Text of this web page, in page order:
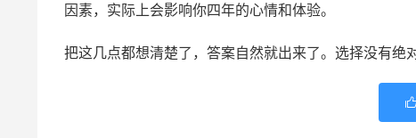
因素，实际上会影响你四年的心情和体验。
把这几点都想清楚了，答案自然就出来了。选择没有绝
